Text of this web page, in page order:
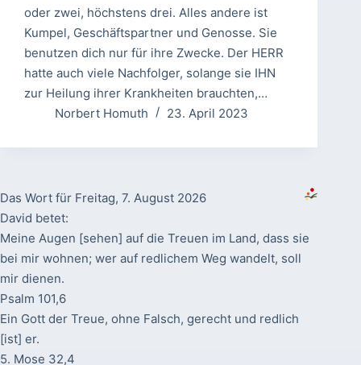
oder zwei, höchstens drei. Alles andere ist
Kumpel, Geschäftspartner und Genosse. Sie
benutzen dich nur für ihre Zwecke. Der HERR
hatte auch viele Nachfolger, solange sie IHN
zur Heilung ihrer Krankheiten brauchten,…
Norbert Homuth
23. April 2023
Das Wort für Freitag, 7. August 2026
David betet:
Meine Augen [sehen] auf die Treuen im Land, dass sie
bei mir wohnen; wer auf redlichem Weg wandelt, soll
mir dienen.
Psalm 101,6
Ein Gott der Treue, ohne Falsch, gerecht und redlich
[ist] er.
5. Mose 32,4